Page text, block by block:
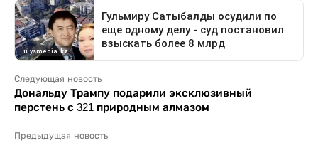
Следующая новость
Дональду Трампу подарили эксклюзивный
перстень с 321 природным алмазом
Предыдущая новость